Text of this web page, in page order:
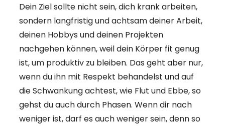
Dein Ziel sollte nicht sein, dich krank arbeiten,
sondern langfristig und achtsam deiner Arbeit,
deinen Hobbys und deinen Projekten
nachgehen können, weil dein Körper fit genug
ist, um produktiv zu bleiben. Das geht aber nur,
wenn du ihn mit Respekt behandelst und auf
die Schwankung achtest, wie Flut und Ebbe, so
gehst du auch durch Phasen. Wenn dir nach
weniger ist, darf es auch weniger sein, denn so